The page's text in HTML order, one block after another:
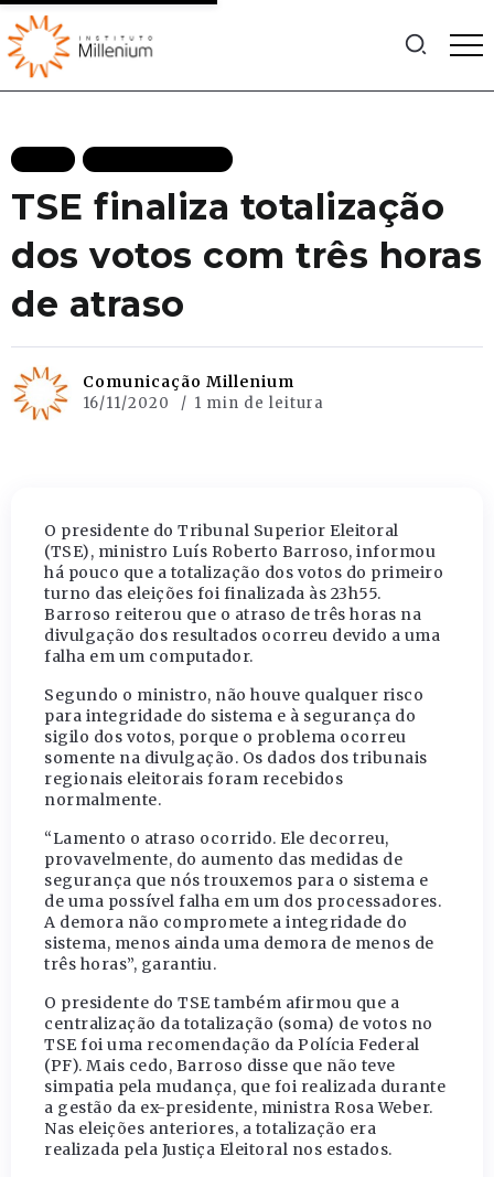
TSE finaliza totalização
dos votos com três horas
de atraso
Comunicação Millenium
16/11/2020 1 min de leitura
O presidente do Tribunal Superior Eleitoral
(TSE), ministro Luís Roberto Barroso, informou
há pouco que a totalização dos votos do primeiro
turno das eleições foi finalizada às 23h55.
Barroso reiterou que o atraso de três horas na
divulgação dos resultados ocorreu devido a uma
falha em um computador.
Segundo o ministro, não houve qualquer risco
para integridade do sistema e à segurança do
sigilo dos votos, porque o problema ocorreu
somente na divulgação. Os dados dos tribunais
regionais eleitorais foram recebidos
normalmente.
“Lamento o atraso ocorrido. Ele decorreu,
provavelmente, do aumento das medidas de
segurança que nós trouxemos para o sistema e
de uma possível falha em um dos processadores.
A demora não compromete a integridade do
sistema, menos ainda uma demora de menos de
três horas”, garantiu.
O presidente do TSE também afirmou que a
centralização da totalização (soma) de votos no
TSE foi uma recomendação da Polícia Federal
(PF). Mais cedo, Barroso disse que não teve
simpatia pela mudança, que foi realizada durante
a gestão da ex-presidente, ministra Rosa Weber.
Nas eleições anteriores, a totalização era
realizada pela Justiça Eleitoral nos estados.